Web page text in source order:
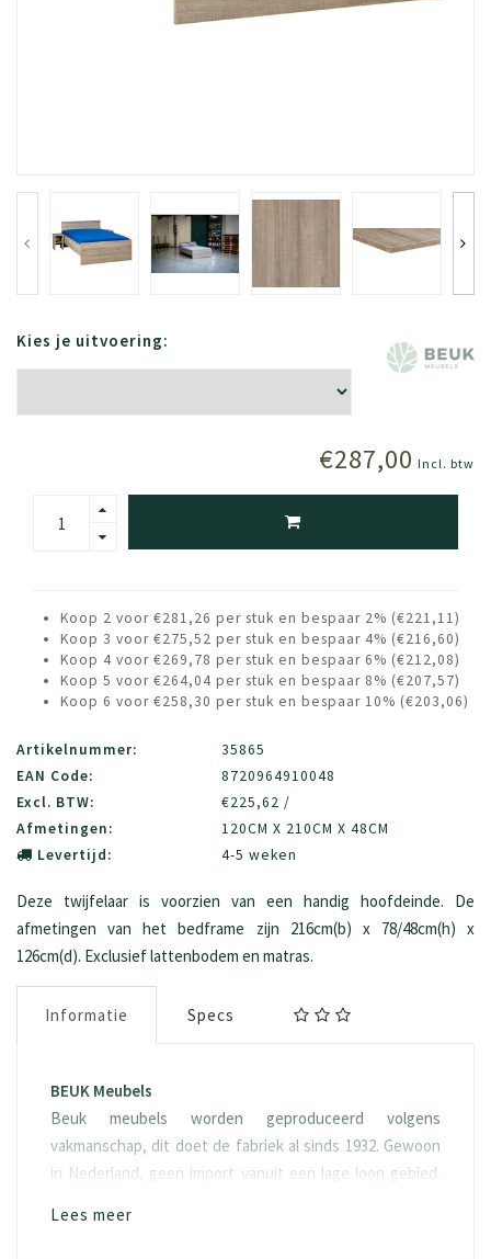
Kies je uitvoering:
€287,00 Incl. btw
Koop 2 voor €281,26 per stuk en bespaar 2% (€221,11)
Koop 3 voor €275,52 per stuk en bespaar 4% (€216,60)
Koop 4 voor €269,78 per stuk en bespaar 6% (€212,08)
Koop 5 voor €264,04 per stuk en bespaar 8% (€207,57)
Koop 6 voor €258,30 per stuk en bespaar 10% (€203,06)
Artikelnummer:
35865
EAN Code:
8720964910048
Excl. BTW:
€225,62 /
Afmetingen:
120CM X 210CM X 48CM
Levertijd:
4-5 weken
Deze twijfelaar is voorzien van een handig hoofdeinde. De
afmetingen van het bedframe zijn 216cm(b) x 78/48cm(h) x
126cm(d). Exclusief lattenbodem en matras.
Informatie Specs
BEUK Meubels
Beuk meubels worden geproduceerd volgens
vakmanschap, dit doet de fabriek al sinds 1932. Gewoon
in Nederland, geen import vanuit een lage loon gebied.
Lees meer